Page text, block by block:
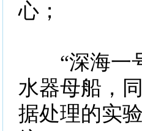
心；
“深海一号
水器母船，
据处理的实